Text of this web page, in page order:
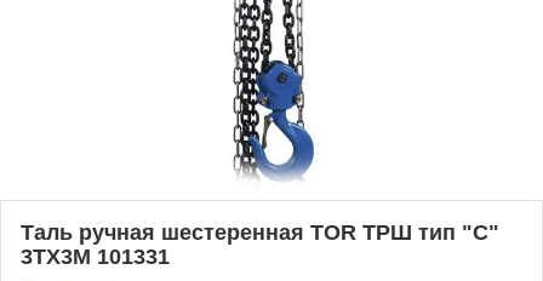
Таль ручная шестеренная TOR ТРШ тип "С"
3ТХ3М 101331